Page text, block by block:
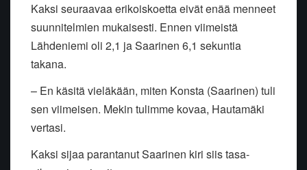
Kaksi seuraavaa erikoiskoetta eivät enää menneet
suunnitelmien mukaisesti. Ennen viimeistä
Lähdeniemi oli 2,1 ja Saarinen 6,1 sekuntia
takana.
– En käsitä vieläkään, miten Konsta (Saarinen) tuli
sen viimeisen. Mekin tulimme kovaa, Hautamäki
vertasi.
Kaksi sijaa parantanut Saarinen kiri siis tasa-